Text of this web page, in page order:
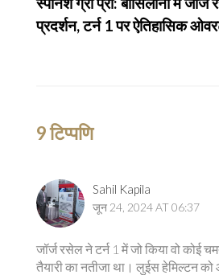
प्रदर्शन, टर्न 1 पर ऐतिहासिक
9 टिप्पणि
Sahil Kapila
जून 24, 2024 AT 06:37
जॉर्ज रसेल ने टर्न 1 में जो किया वो कोई
तैयारी का नतीजा था। लुईस हेमिल्टन